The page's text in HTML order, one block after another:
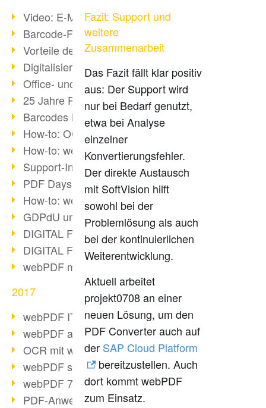
Video: E-Mails in PDF konvertieren
Barcode-Formate im Überblick
Vorteile des webPDF-Portals
Digitalisierung - Papierloses Büro
Office- und SharePoint-Bridge
25 Jahre PDF
Barcodes in PDF-Dokumenten
How-to: OCR mit webPDF 7
How-to: webPDF Optionen
Support-Infos für webPDF
PDF Days Europe 2018
How-to: webPDF Webservices
GDPdU und GoBD
DIGITAL FUTUREcongress Rückblick
DIGITAL FUTUREcongress 2018
webPDF mit Ruby via REST
2017
webPDF IT-Tage 2017
webPDF auf IT-Tagen 2017
OCR mit webPDF
webPDF senkt Admin-Kosten
webPDF 7.0 Release
PDF-Anwendung für Unternehmen
Fazit: Support und
weitere
Zusammenarbeit
Das Fazit fällt klar positiv
aus: Der Support wird
nur bei Bedarf genutzt,
etwa bei Analyse
einzelner
Konvertierungsfehler.
Der direkte Austausch
mit SoftVision hilft
sowohl bei der
Problemlösung als auch
bei der kontinuierlichen
Weiterentwicklung.
Aktuell arbeitet
projekt0708 an einer
neuen Lösung, um den
PDF Converter auch auf
der SAP Cloud Platform
bereitzustellen. Auch
dort kommt webPDF
zum Einsatz.